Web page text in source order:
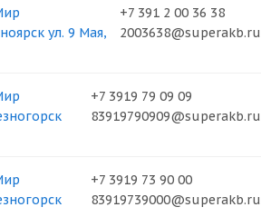
+7 391 2 00 36 38
2003638@superakb.ru
ул. 9 Мая,
+7 3919 79 09 09
83919790909@superakb.ru
+7 3919 73 90 00
83919739000@superakb.ru